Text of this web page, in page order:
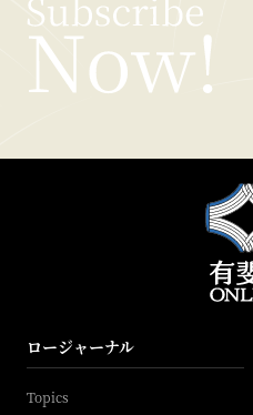
ロージャーナル
Topics